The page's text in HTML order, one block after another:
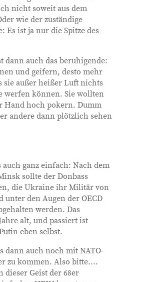
nicht soweit aus dem
wie der zuständige
Es ist ja nur die Spitze des
dann auch das beruhigende:
und geifern, desto mehr
sie außer heißer Luft nichts
werfen können. Sie wollten
Hand hoch pokern. Dumm
andere dann plötzlich sehen
ganz einfach: Nach dem
sollte der Donbass
die Ukraine ihr Militär von
unter den Augen der OECD
werden. Das
alt, und passiert ist
eben selbst.
dann auch noch mit NATO-
zu kommen. Also bitte....
dieser Geist der 68er